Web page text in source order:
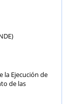
la Ejecución de
de las